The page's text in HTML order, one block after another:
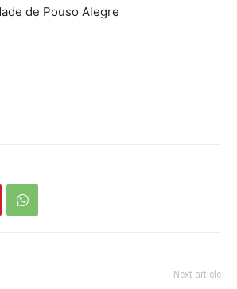
de Pouso Alegre
Next article